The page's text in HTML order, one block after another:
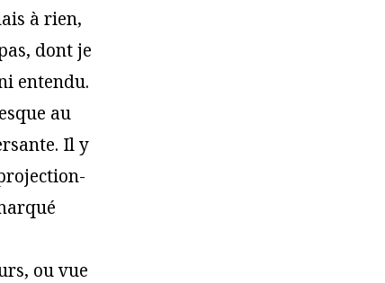
à rien,
dont je
entendu.
au
Il y
ou vue